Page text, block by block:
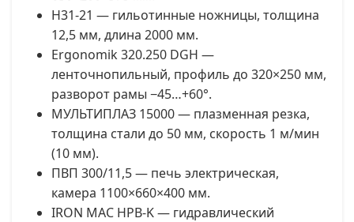
Н31-21 — гильотинные ножницы, толщина
12,5 мм, длина 2000 мм.
Ergonomik 320.250 DGH —
ленточнопильный, профиль до 320×250 мм,
разворот рамы −45…+60°.
МУЛЬТИПЛАЗ 15000 — плазменная резка,
толщина стали до 50 мм, скорость 1 м/мин
(10 мм).
ПВП 300/11,5 — печь электрическая,
камера 1100×660×400 мм.
IRON MAC HPB-K — гидравлический